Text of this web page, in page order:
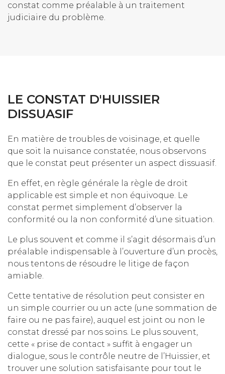
constat comme préalable à un traitement
judiciaire du problème.
LE CONSTAT D'HUISSIER
DISSUASIF
En matière de troubles de voisinage, et quelle
que soit la nuisance constatée, nous observons
que le constat peut présenter un aspect dissuasif.
En effet, en règle générale la règle de droit
applicable est simple et non équivoque. Le
constat permet simplement d’observer la
conformité ou la non conformité d’une situation.
Le plus souvent et comme il s’agit désormais d’un
préalable indispensable à l’ouverture d’un procès,
nous tentons de résoudre le litige de façon
amiable.
Cette tentative de résolution peut consister en
un simple courrier ou un acte (une sommation de
faire ou ne pas faire), auquel est joint ou non le
constat dressé par nos soins. Le plus souvent,
cette « prise de contact » suffit à engager un
dialogue, sous le contrôle neutre de l’Huissier, et
trouver une solution satisfaisante pour tout le